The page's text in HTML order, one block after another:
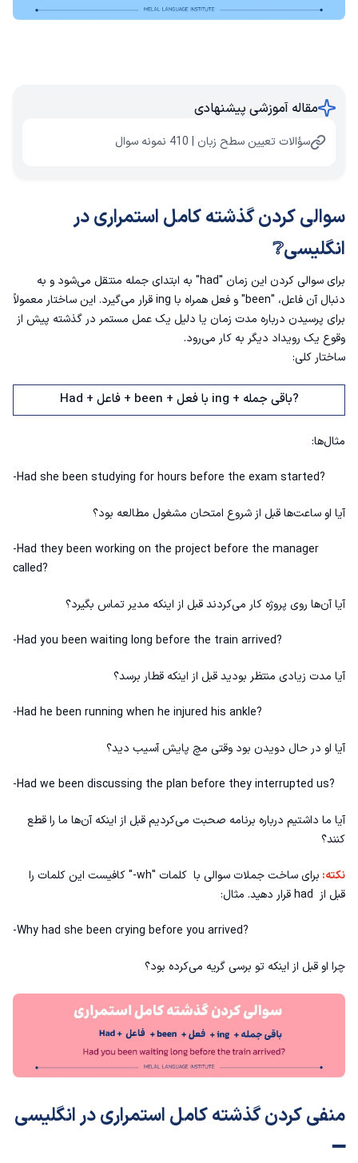
مقاله آموزشی پیشنهادی
سؤالات تعیین سطح زبان | 410 نمونه سوال
سوالی کردن گذشته کامل استمراری در
انگلیسی❔
برای سوالی کردن این زمان "had" به ابتدای جمله منتقل می‌شود و به
دنبال آن فاعل، "been" و فعل همراه با ing قرار می‌گیرد. این ساختار معمولاً
برای پرسیدن درباره‌ مدت زمان یا دلیل یک عمل مستمر در گذشته پیش از
وقوع یک رویداد دیگر به کار می‌رود.
ساختار کلی:
Had + فاعل + been + با فعل ing + باقی جمله?
مثال‌ها:
-Had she been studying for hours before the exam started?
آیا او ساعت‌ها قبل از شروع امتحان مشغول مطالعه بود؟
-Had they been working on the project before the manager
called?
آیا آن‌ها روی پروژه کار می‌کردند قبل از اینکه مدیر تماس بگیرد؟
-Had you been waiting long before the train arrived?
آیا مدت زیادی منتظر بودید قبل از اینکه قطار برسد؟
-Had he been running when he injured his ankle?
آیا او در حال دویدن بود وقتی مچ پایش آسیب دید؟
-Had we been discussing the plan before they interrupted us?
آیا ما داشتیم درباره برنامه صحبت می‌کردیم قبل از اینکه آن‌ها ما را قطع
کنند؟
نکته:
برای ساخت جملات سوالی با کلمات "wh-" کافیست این کلمات را
قبل از had قرار دهید. مثال:
-Why had she been crying before you arrived?
چرا او قبل از اینکه تو برسی گریه می‌کرده بود؟
منفی کردن گذشته کامل استمراری در انگلیسی
➖